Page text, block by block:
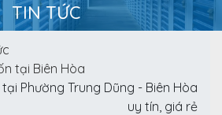
TIN TỨC
tại Biên Hòa
Phường Trung Dũng - Biên Hòa
uy tín, giá rẻ